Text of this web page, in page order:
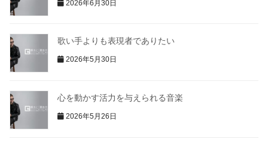
2026年6月30日
歌い手よりも表現者でありたい
2026年5月30日
心を動かす活力を与えられる音楽
2026年5月26日